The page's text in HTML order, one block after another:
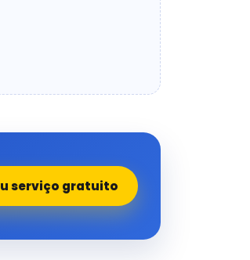
serviço gratuito